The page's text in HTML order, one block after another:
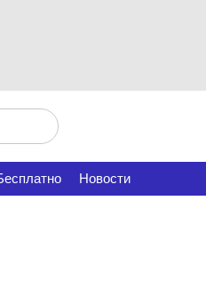
Новости